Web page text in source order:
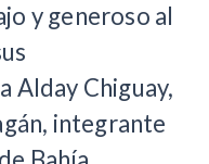
y generoso al
Alday Chiguay,
integrante